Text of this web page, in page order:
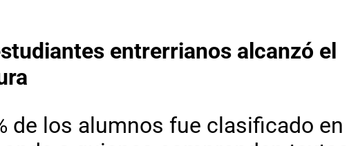
entrerrianos alcanzó el
de los alumnos fue clasificado en